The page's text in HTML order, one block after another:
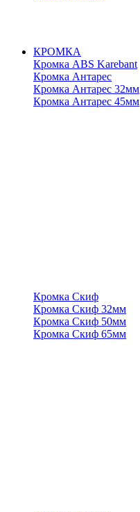
КРОМКА
Кромка ABS Karebant
Кромка Антарес
Кромка Антарес 32мм
Кромка Антарес 45мм
Кромка Скиф
Кромка Скиф 32мм
Кромка Скиф 50мм
Кромка Скиф 65мм